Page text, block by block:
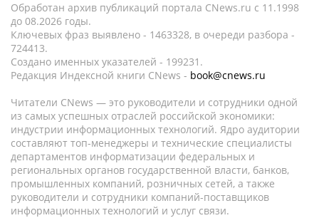
Обработан архив публикаций портала CNews.ru c 11.1998
до 08.2026 годы.
Ключевых фраз выявлено - 1463328, в очереди разбора -
724413.
Создано именных указателей - 199231.
Редакция Индексной книги CNews - book@cnews.ru
Читатели CNews — это руководители и сотрудники одной
из самых успешных отраслей российской экономики:
индустрии информационных технологий. Ядро аудитории
составляют топ-менеджеры и технические специалисты
департаментов информатизации федеральных и
региональных органов государственной власти, банков,
промышленных компаний, розничных сетей, а также
руководители и сотрудники компаний-поставщиков
информационных технологий и услуг связи.